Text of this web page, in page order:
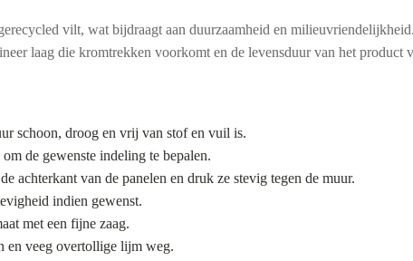
vilt, wat bijdraagt aan duurzaamheid en
laag die kromtrekken voorkomt en de levensduur van het product
schoon, droog en vrij van stof en vuil is.
de gewenste indeling te bepalen.
achterkant van de panelen en druk ze stevig tegen de muur.
indien gewenst.
met een fijne zaag.
en veeg overtollige lijm weg.